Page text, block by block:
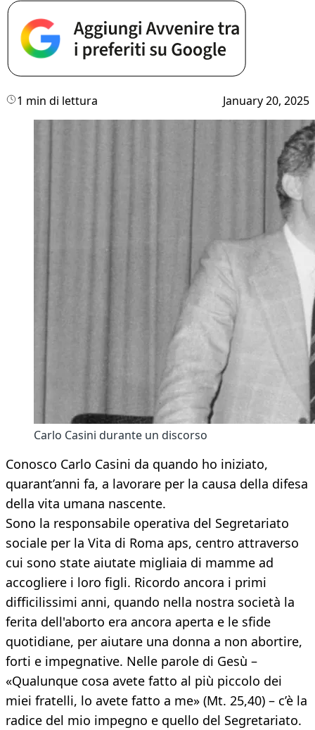
1 min di lettura January 20, 2025
Carlo Casini durante un discorso
Conosco Carlo Casini da quando ho iniziato,
quarant’anni fa, a lavorare per la causa della difesa
della vita umana nascente.
Sono la responsabile operativa del Segretariato
sociale per la Vita di Roma aps, centro attraverso
cui sono state aiutate migliaia di mamme ad
accogliere i loro figli. Ricordo ancora i primi
difficilissimi anni, quando nella nostra società la
ferita dell'aborto era ancora aperta e le sfide
quotidiane, per aiutare una donna a non abortire,
forti e impegnative. Nelle parole di Gesù –
«Qualunque cosa avete fatto al più piccolo dei
miei fratelli, lo avete fatto a me» (Mt. 25,40) – c’è la
radice del mio impegno e quello del Segretariato.